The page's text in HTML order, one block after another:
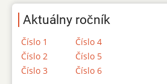
Aktuálny ročník
Číslo 1
Číslo 2
Číslo 3
Číslo 4
Číslo 5
Číslo 6